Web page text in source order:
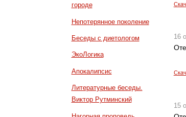
городе
Непотерянное поколение
Беседы с диетологом
ЭкоЛогика
Апокалипсис
Литературные беседы.
Виктор Рутминский
16
15